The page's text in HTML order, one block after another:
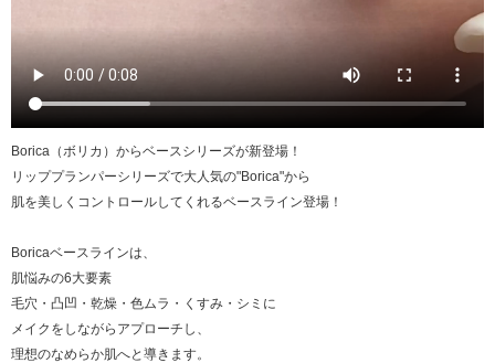
Borica（ボリカ）からベースシリーズが新登場！
リッププランパーシリーズで大人気の"Borica"から
肌を美しくコントロールしてくれるベースライン登場！
Boricaベースラインは、
肌悩みの6大要素
毛穴・凸凹・乾燥・色ムラ・くすみ・シミに
メイクをしながらアプローチし、
理想のなめらか肌へと導きます。